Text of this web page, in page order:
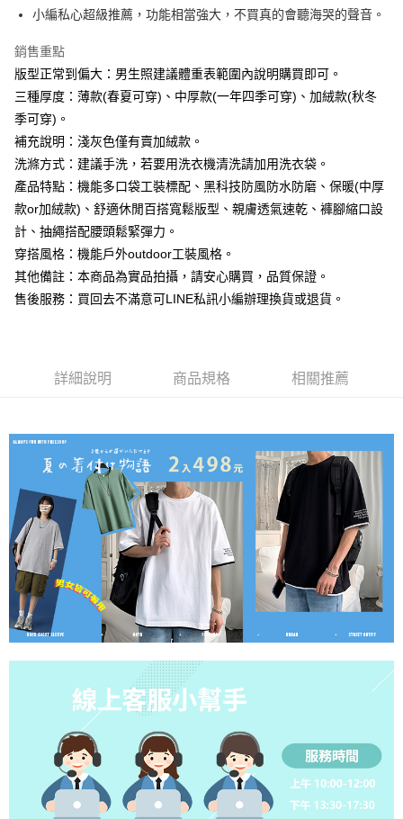
宅配
外島郵寄
每筆NT$150
小編私心超級推薦，功能相當強大，不買真的會聽海哭的聲音。
銷售重點
版型正常到偏大：男生照建議體重表範圍內說明購買即可。
三種厚度：薄款(春夏可穿)、中厚款(一年四季可穿)、加絨款(秋冬
季可穿)。
補充說明：淺灰色僅有賣加絨款。
洗滌方式：建議手洗，若要用洗衣機清洗請加用洗衣袋。
產品特點：機能多口袋工裝標配、黑科技防風防水防磨、保暖(中厚
款or加絨款)、舒適休閒百搭寬鬆版型、親膚透氣速乾、褲腳縮口設
計、抽繩搭配腰頭鬆緊彈力。
穿搭風格：機能戶外outdoor工裝風格。
其他備註：本商品為實品拍攝，請安心購買，品質保證。
售後服務：買回去不滿意可LINE私訊小編辦理換貨或退貨。
詳細說明 商品規格 相關推薦